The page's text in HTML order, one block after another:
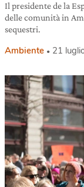
Il presidente de la
delle comunità in
sequestri.
Ambiente 21